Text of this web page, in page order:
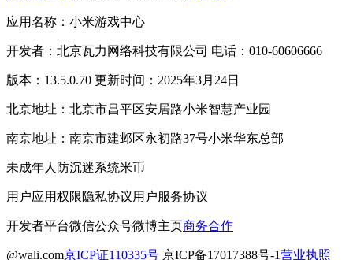
应用名称：小米游戏中心
开发者：北京瓦力网络科技有限公司 电话：010-60606666
版本：13.5.0.70 更新时间：2025年3月24日
北京地址：北京市昌平区安居路小米智慧产业园
南京地址：南京市建邺区永初路37号小米华东总部
未成年人防沉迷系统米币
用户应用权限隐私协议用户服务协议
开发者平台微信公众号微博主页商务合作
@wali.com京ICP证110335号 京ICP备17017388号-1营业执照